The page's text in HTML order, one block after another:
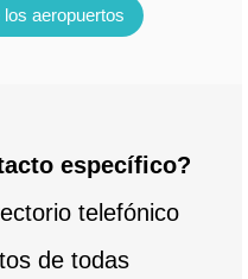
aeropuertos
específico?
telefónico
de todas